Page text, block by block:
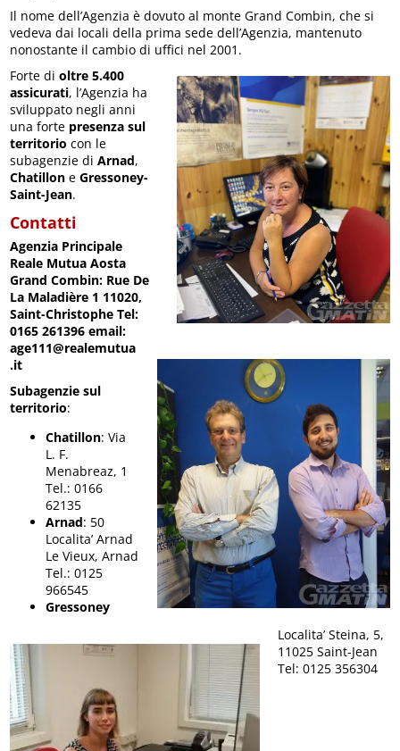
Il nome dell’Agenzia è dovuto al monte Grand Combin, che si
vedeva dai locali della prima sede dell’Agenzia, mantenuto
nonostante il cambio di uffici nel 2001.
Forte dioltre 5.400
assicurati, l’Agenzia ha
sviluppato negli anni
una forte presenza sul
territorio con le
subagenzie diArnad,
Chatillon eGressoney-
Saint-Jean.
Contatti
Agenzia Principale
Reale Mutua Aosta
Grand Combin: Rue De
La Maladière 1 11020,
Saint-Christophe Tel:
0165 261396 email:
age111@realemutua
.it
Subagenzie sul
territorio:
Chatillon: Via
L. F.
Menabreaz, 1
Tel.: 0166
62135
Arnad: 50
Localita’ Arnad
Le Vieux, Arnad
Tel.: 0125
966545
Gressoney
Localita’ Steina, 5,
11025 Saint-Jean
Tel: 0125 356304